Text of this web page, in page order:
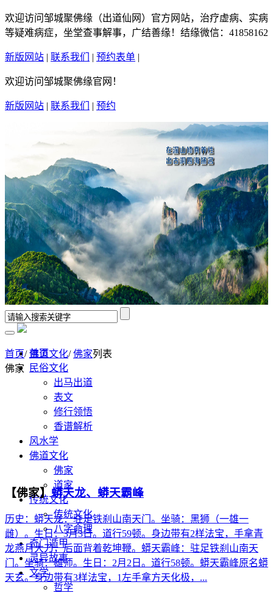
欢迎访问邹城聚佛缘（出道仙网）官方网站，治疗虚病、实病
等疑难病症，坐堂查事解事，广结善缘！结缘微信：41858162
新版网站 | 联系我们 | 预约表单 |
欢迎访问邹城聚佛缘官网！
新版网站 | 联系我们 | 预约
首页
民俗文化
出马出道
表文
修行领悟
香谱解析
风水学
佛道文化
佛家
道家
传统文化
传统文化
八字命理
奇门遁甲
灵异故事
文学
哲学
首页/佛道文化/佛家列表
佛家
【佛家】 蟒天龙、蟒天霸峰
历史：蟒天龙：驻足铁刹山南天门。坐骑：黑狮（一雄一
雌）。生日：3月3日。道行59顿。身边带有2样法宝，手拿青
龙燕月大刀，后面背着乾坤鞭。蟒天霸峰：驻足铁刹山南天
门。坐骑：雄师。生日：2月2日。道行58顿。蟒天霸峰原名蟒
天玄。身边带有3样法宝，1左手拿方天化极，...